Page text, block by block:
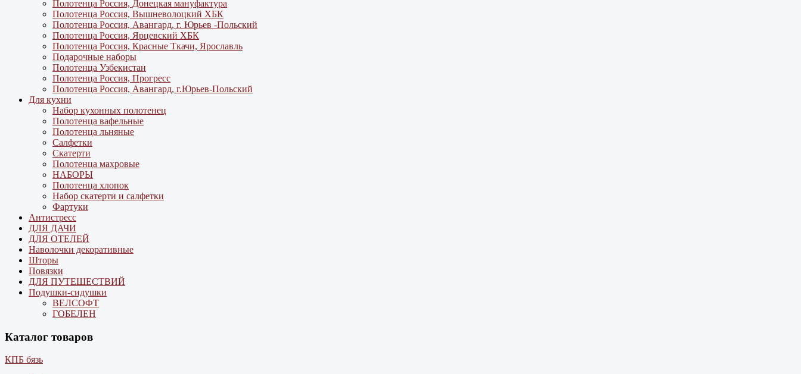
Полотенца Россия, Донецкая мануфактура
Полотенца Россия, Вышневолоцкий ХБК
Полотенца Россия, Авангард, г. Юрьев -Польский
Полотенца Россия, Ярцевский ХБК
Полотенца Россия, Красные Ткачи, Ярославль
Подарочные наборы
Полотенца Узбекистан
Полотенца Россия, Прогресс
Полотенца Россия, Авангард, г.Юрьев-Польский
Для кухни
Набор кухонных полотенец
Полотенца вафельные
Полотенца льняные
Салфетки
Скатерти
Полотенца махровые
НАБОРЫ
Полотенца хлопок
Набор скатерти и салфетки
Фартуки
Антистресс
ДЛЯ ДАЧИ
ДЛЯ ОТЕЛЕЙ
Наволочки декоративные
Шторы
Повязки
ДЛЯ ПУТЕШЕСТВИЙ
Подушки-сидушки
ВЕЛСОФТ
ГОБЕЛЕН
Каталог товаров
КПБ бязь